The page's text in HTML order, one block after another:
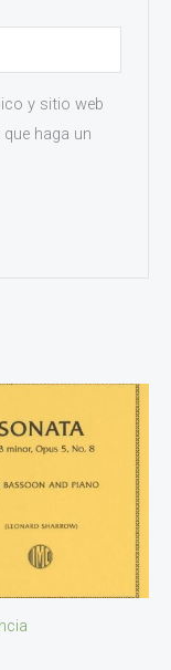
y sitio web
haga un